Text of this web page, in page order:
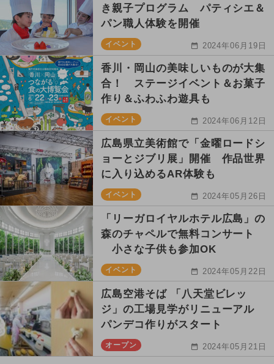
き親子プログラム パティシエ＆
パン職人体験を開催
イベント 2024年06月19日
香川・岡山の美味しいものが大集
合！ ステージイベント＆お菓子
作り＆ふわふわ遊具も
イベント 2024年06月12日
広島県立美術館で「金曜ロードシ
ョーとジブリ展」開催 作品世界
に入り込めるAR体験も
イベント 2024年05月26日
「リーガロイヤルホテル広島」の
森のチャペルで無料コンサート
小さな子供も参加OK
イベント 2024年05月22日
広島空港そば 「八天堂ビレッ
ジ」の工場見学がリニューアル
パンデコ作りがスタート
オープン 2024年05月21日